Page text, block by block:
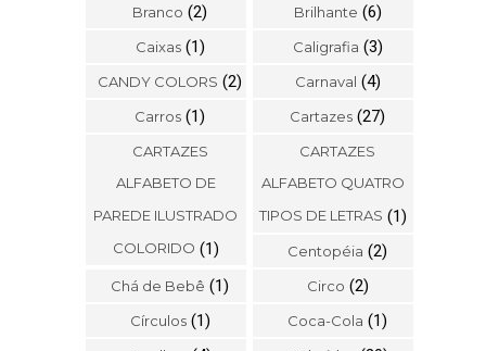
Branco (2) Brilhante (6)
Caixas (1) Caligrafia (3)
CANDY COLORS (2) Carnaval (4)
Carros (1) Cartazes (27)
CARTAZES
ALFABETO DE
PAREDE ILUSTRADO
COLORIDO (1)
CARTAZES
ALFABETO QUATRO
TIPOS DE LETRAS (1)
Centopéia (2)
Chá de Bebê (1) Circo (2)
Círculos (1) Coca-Cola (1)